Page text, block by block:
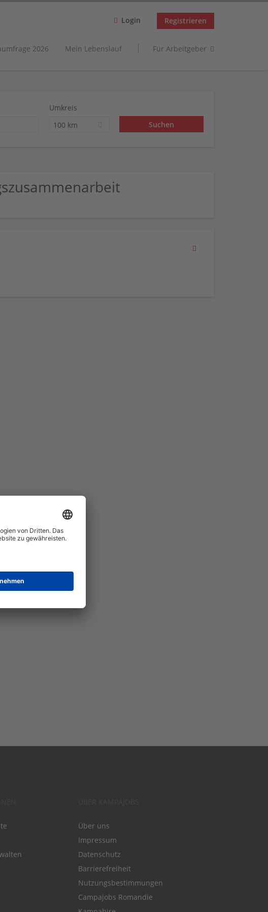
Login Registrieren
2026 Mein Lebenslauf Für Arbeitgeber
Umkreis
100 km
Über uns
Impressum
Datenschutz
Barrierefreiheit
Nutzungsbestimmungen
Campajobs Romandie